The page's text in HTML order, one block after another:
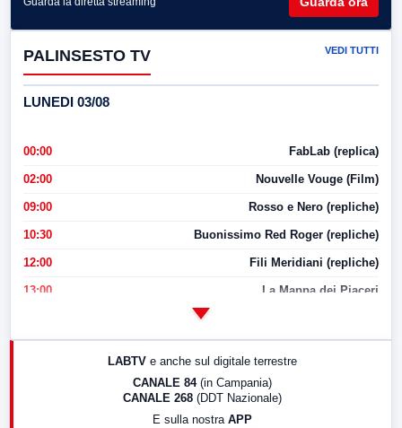
PALINSESTO TV VEDI TUTTI
LUNEDI 03/08
00:00 FabLab (replica)
02:00 Nouvelle Vouge (Film)
09:00 Rosso e Nero (repliche)
10:30 Buonissimo Red Roger (repliche)
12:00 Fili Meridiani (repliche)
13:00 La Mappa dei Piaceri
LABTV e anche sul digitale terrestre
CANALE 84 (in Campania)
CANALE 268 (DDT Nazionale)
E sulla nostra APP